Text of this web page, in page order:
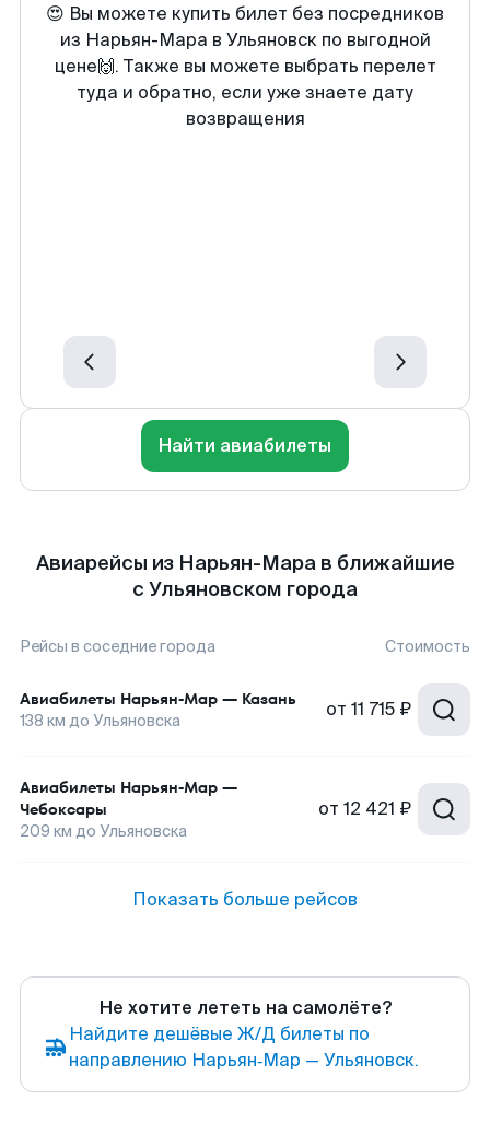
😍 Вы можете купить билет без посредников
из Нарьян-Мара в Ульяновск по выгодной
цене🙌. Также вы можете выбрать перелет
туда и обратно, если уже знаете дату
возвращения
Найти авиабилеты
Авиарейсы из Нарьян-Мара в ближайшие
с Ульяновском города
Рейсы в соседние города Стоимость
Авиабилеты Нарьян-Мар — Казань
138 км до Ульяновска от 11 715 ₽
Авиабилеты Нарьян-Мар —
Чебоксары
209 км до Ульяновска
от 12 421 ₽
Показать больше рейсов
Не хотите лететь на самолёте?
Найдите дешёвые Ж/Д билеты по
направлению Нарьян‑Мар — Ульяновск.